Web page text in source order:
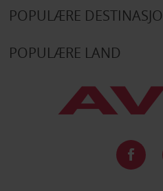
POPULÆRE
POPULÆRE LAND